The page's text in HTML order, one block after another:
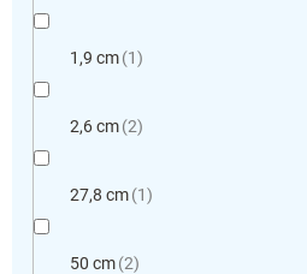
1,9 cm 1
2,6 cm 2
27,8 cm 1
50 cm 2